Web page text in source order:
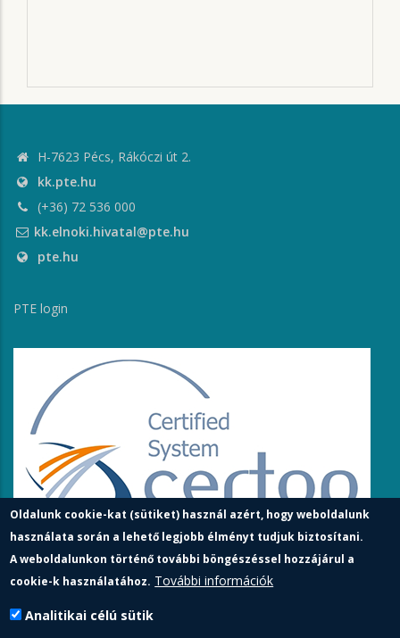
H-7623 Pécs, Rákóczi út 2.
kk.pte.hu
(+36) 72 536 000
kk.elnoki.hivatal@pte.hu
pte.hu
PTE login
Oldalunk cookie-kat (sütiket) használ azért, hogy weboldalunk
használata során a lehető legjobb élményt tudjuk biztosítani.
A weboldalunkon történő további böngészéssel hozzájárul a
cookie-k használatához. További információk
Analitikai célú sütik